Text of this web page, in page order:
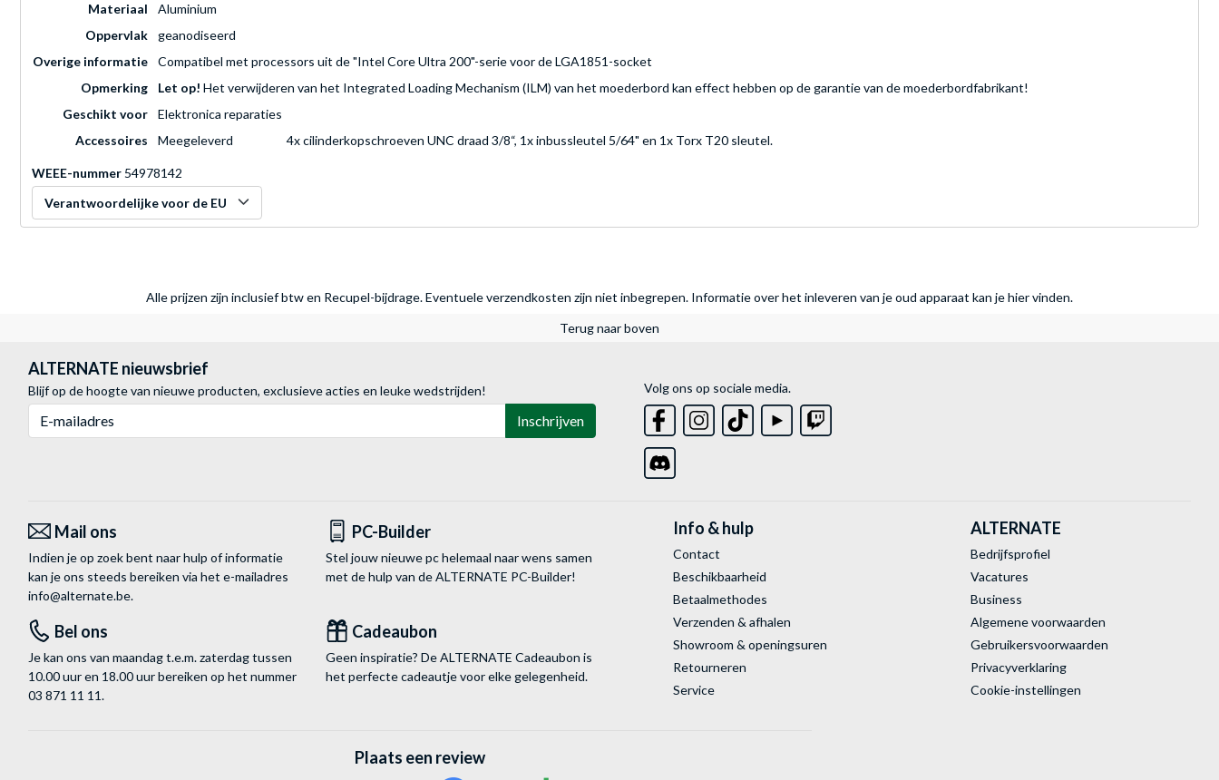
Materiaal
Aluminium
Oppervlak
geanodiseerd
Overige informatie
Compatibel met processors uit de "Intel Core Ultra 200"-serie voor de LGA1851-socket
Opmerking
Let op! Het verwijderen van het Integrated Loading Mechanism (ILM) van het moederbord kan effect hebben op de garantie van de moederbordfabrikant!
Geschikt voor
Elektronica reparaties
Accessoires
Meegeleverd 4x cilinderkopschroeven UNC draad 3/8“, 1x inbussleutel 5/64" en 1x Torx T20 sleutel.
WEEE-nummer 54978142
Verantwoordelijke voor de EU
Alle prijzen zijn inclusief btw en Recupel-bijdrage. Eventuele verzendkosten zijn niet inbegrepen. Informatie over het inleveren van je oud apparaat kan je hier vinden.
Terug naar boven
ALTERNATE nieuwsbrief
Blijf op de hoogte van nieuwe producten, exclusieve acties en leuke wedstrijden!
Inschrijven
Volg ons op sociale media.
Mail ons
Indien je op zoek bent naar hulp of informatie
kan je ons steeds bereiken via het e-mailadres
info@alternate.be.
PC-Builder
Stel jouw nieuwe pc helemaal naar wens samen
met de hulp van de ALTERNATE PC-Builder!
Bel ons
Je kan ons van maandag t.e.m. zaterdag tussen
10.00 uur en 18.00 uur bereiken op het nummer
03 871 11 11.
Cadeaubon
Geen inspiratie? De ALTERNATE Cadeaubon is
het perfecte cadeautje voor elke gelegenheid.
Info & hulp
Contact
Beschikbaarheid
Betaalmethodes
Verzenden & afhalen
Showroom & openingsuren
Retourneren
Service
ALTERNATE
Bedrijfsprofiel
Vacatures
Business
Algemene voorwaarden
Gebruikersvoorwaarden
Privacyverklaring
Cookie-instellingen
Plaats een review